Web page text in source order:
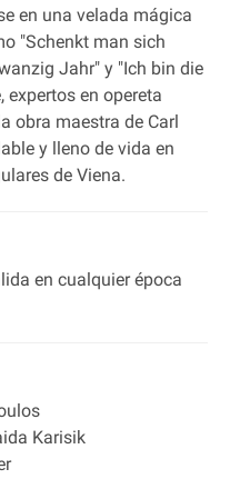
en una velada mágica
"Schenkt man sich
Jahr" y "Ich bin die
expertos en opereta
obra maestra de Carl
y lleno de vida en
de Viena.
en cualquier época
Karisik